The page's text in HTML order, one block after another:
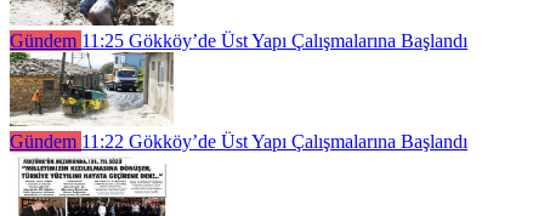
Gündem 11:25 Gökköy’de Üst Yapı Çalışmalarına Başlandı
Gündem 11:22 Gökköy’de Üst Yapı Çalışmalarına Başlandı